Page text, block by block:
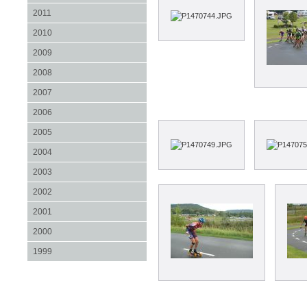
2011
2010
2009
2008
2007
2006
2005
2004
2003
2002
2001
2000
1999